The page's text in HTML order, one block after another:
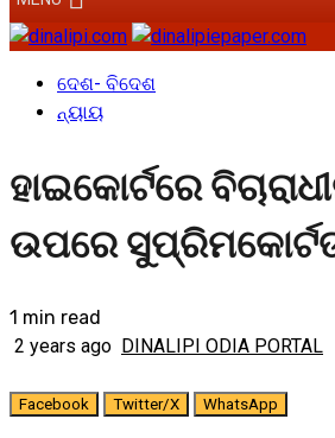
ଦେଶ- ବିଦେଶ
ନ୍ୟାୟ
ହାଇକୋର୍ଟରେ
ଉପରେ
1 min read
2 years ago DINALIPI ODIA PORTAL
Facebook Twitter/X WhatsApp